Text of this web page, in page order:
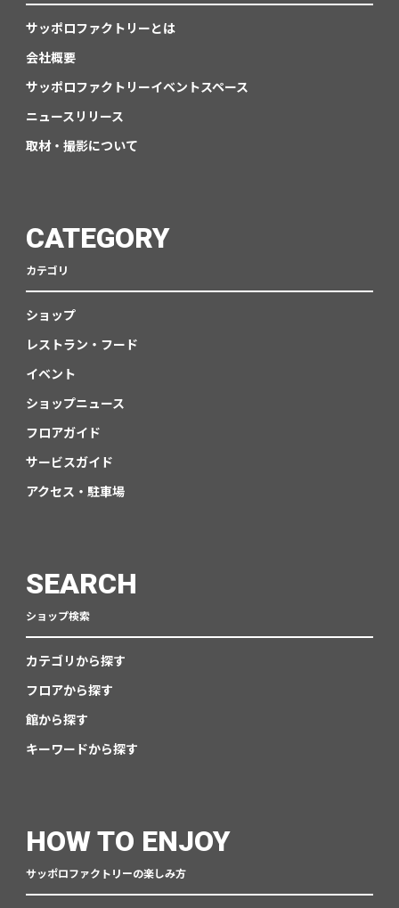
サッポロファクトリーとは
会社概要
サッポロファクトリーイベントスペース
ニュースリリース
取材・撮影について
CATEGORY
カテゴリ
ショップ
レストラン・フード
イベント
ショップニュース
フロアガイド
サービスガイド
アクセス・駐車場
SEARCH
ショップ検索
カテゴリから探す
フロアから探す
館から探す
キーワードから探す
HOW TO ENJOY
サッポロファクトリーの楽しみ方